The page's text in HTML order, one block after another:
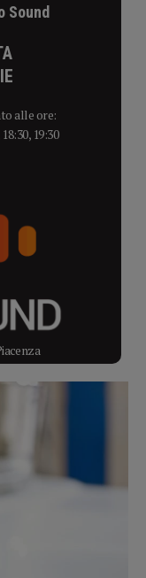
Sound
alle ore:
19:30